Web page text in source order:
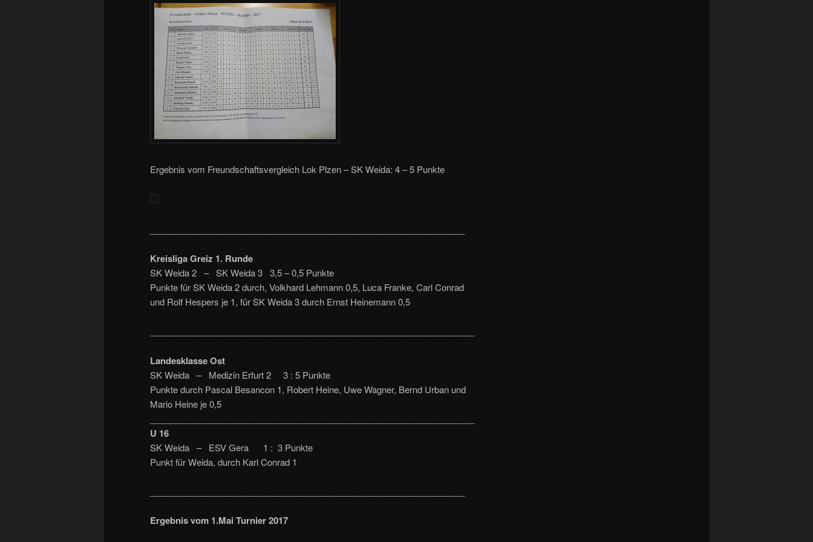
Ergebnis vom Freundschaftsvergleich Lok Plzen – SK Weida: 4 – 5 Punkte
Kreisliga Greiz 1. Runde
SK Weida 2 – SK Weida 3 3,5 – 0,5 Punkte
Punkte für SK Weida 2 durch, Volkhard Lehmann 0,5, Luca Franke, Carl Conrad
und Rolf Hespers je 1, für SK Weida 3 durch Ernst Heinemann 0,5
Landesklasse Ost
SK Weida – Medizin Erfurt 2 3 : 5 Punkte
Punkte durch Pascal Besancon 1, Robert Heine, Uwe Wagner, Bernd Urban und
Mario Heine je 0,5
U 16
SK Weida – ESV Gera 1 : 3 Punkte
Punkt für Weida, durch Karl Conrad 1
Ergebnis vom 1.Mai Turnier 2017